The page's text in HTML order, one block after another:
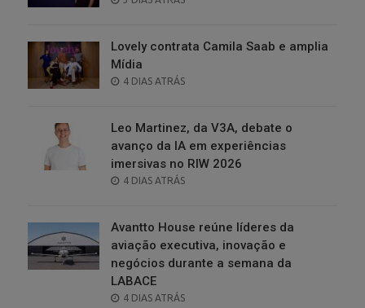
Lovely contrata Camila Saab e amplia
Mídia
POSTED
4 DIAS ATRÁS
Leo Martinez, da V3A, debate o
avanço da IA em experiências
imersivas no RIW 2026
POSTED
4 DIAS ATRÁS
Avantto House reúne líderes da
aviação executiva, inovação e
negócios durante a semana da
LABACE
POSTED
4 DIAS ATRÁS